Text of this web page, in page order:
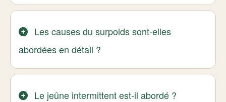
Les causes du surpoids sont-elles
abordées en détail ?
Le jeûne intermittent est-il abordé ?